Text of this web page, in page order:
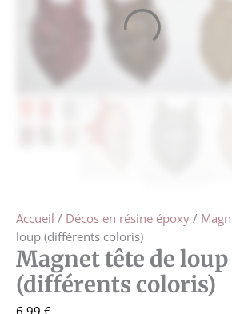
Accueil / Décos en résine époxy /
loup (différents coloris)
Magnet tête de loup
(différents coloris)
6,99 €